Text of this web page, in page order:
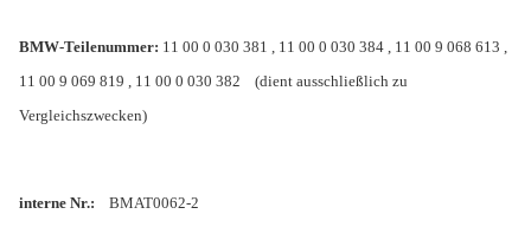
BMW-Teilenummer: 11 00 0 030 381 , 11 00 0 030 384 , 11 00 9 068 613 ,
11 00 9 069 819 , 11 00 0 030 382 (dient ausschließlich zu
Vergleichszwecken)
interne Nr.:
BMAT0062-2